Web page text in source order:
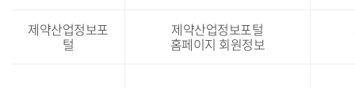
제약산업정보포
털
제약산업정보포털
홈페이지 회원정보